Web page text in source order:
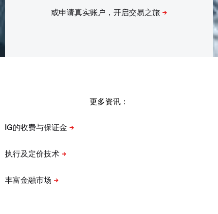
更多资讯：